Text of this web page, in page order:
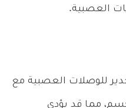
العصبية.
للوصلات العصبية مع
مما قد يؤدي